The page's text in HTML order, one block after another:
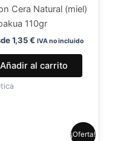
Cera Natural (miel)
110gr
1,35€ IVA no incluido
Añadir al carrito
¡Oferta!